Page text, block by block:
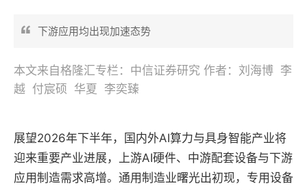
下游应用均出现加速态势
本文来自格隆汇专栏：中信证券研究 作者：刘海博 李
越 付宸硕 华夏 李奕臻
展望2026年下半年，国内外AI算力与具身智能产业将
迎来重要产业进展，上游AI硬件、中游配套设备与下游
应用制造需求高增。通用制造业曙光出初现，专用设备